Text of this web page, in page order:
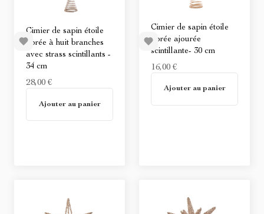
Cimier de sapin étoile
dorée à huit branches
avec strass scintillants -
34 cm
28,00 €
Non disponible
Ajouter au panier
Cimier de sapin étoile
dorée ajourée
scintillante- 30 cm
16,00 €
Non disponible
Ajouter au panier